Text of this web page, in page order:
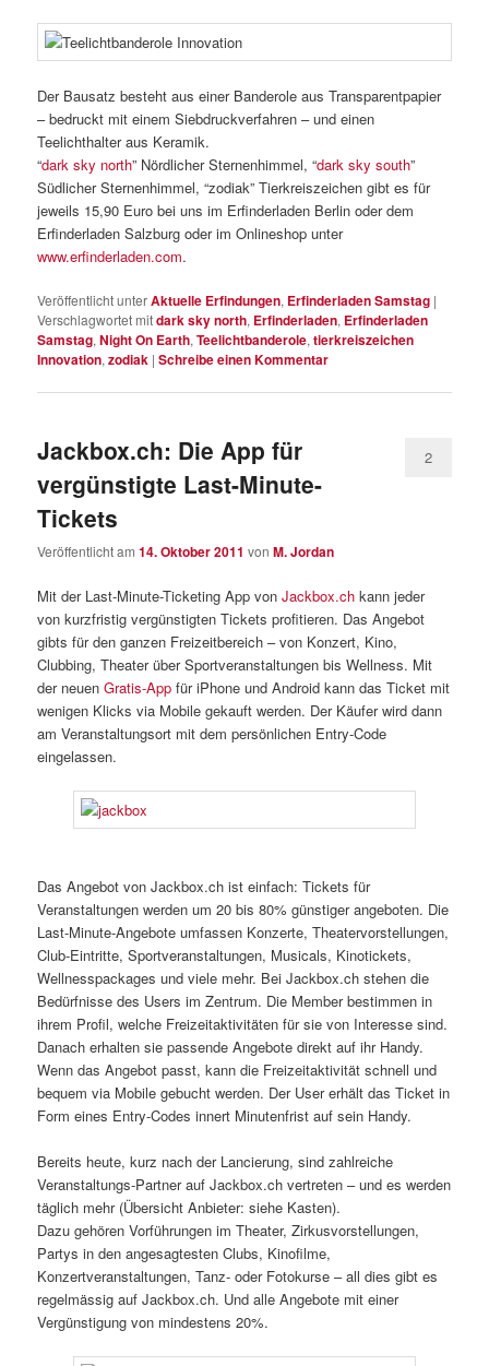
Der Bausatz besteht aus einer Banderole aus Transparentpapier
– bedruckt mit einem Siebdruckverfahren – und einen
Teelichthalter aus Keramik.
“dark sky north” Nördlicher Sternenhimmel, “dark sky south”
Südlicher Sternenhimmel, “zodiak” Tierkreiszeichen gibt es für
jeweils 15,90 Euro bei uns im Erfinderladen Berlin oder dem
Erfinderladen Salzburg oder im Onlineshop unter
www.erfinderladen.com.
Veröffentlicht unterAktuelle Erfindungen, Erfinderladen Samstag |
Verschlagwortet mitdark sky north, Erfinderladen, Erfinderladen
Samstag,Night On Earth,Teelicht­banderole,tierkreiszeichen
Innovation,zodiak |Schreibe einen Kommentar
Jackbox.ch: Die App für
vergünstigte Last-Minute-
Tickets
Veröffentlicht am14. Oktober 2011 vonM. Jordan
2
Mit der Last-Minute-Ticketing App vonJackbox.ch kann jeder
von kurzfristig vergünstigten Tickets profitieren. Das Angebot
gibts für den ganzen Freizeitbereich – von Konzert, Kino,
Clubbing, Theater über Sportveranstaltungen bis Wellness. Mit
der neuenGratis-App für iPhone und Android kann das Ticket mit
wenigen Klicks via Mobile gekauft werden. Der Käufer wird dann
am Veranstaltungsort mit dem persönlichen Entry-Code
eingelassen.
Das Angebot von Jackbox.ch ist einfach: Tickets für
Veranstaltungen werden um 20 bis 80% günstiger angeboten. Die
Last-Minute-Angebote umfassen Konzerte, Theatervorstellungen,
Club-Eintritte, Sportveranstaltungen, Musicals, Kinotickets,
Wellnesspackages und viele mehr. Bei Jackbox.ch stehen die
Bedürfnisse des Users im Zentrum. Die Member bestimmen in
ihrem Profil, welche Freizeitaktivitäten für sie von Interesse sind.
Danach erhalten sie passende Angebote direkt auf ihr Handy.
Wenn das Angebot passt, kann die Freizeitaktivität schnell und
bequem via Mobile gebucht werden. Der User erhält das Ticket in
Form eines Entry-Codes innert Minutenfrist auf sein Handy.
Bereits heute, kurz nach der Lancierung, sind zahlreiche
Veranstaltungs-Partner auf Jackbox.ch vertreten – und es werden
täglich mehr (Übersicht Anbieter: siehe Kasten).
Dazu gehören Vorführungen im Theater, Zirkusvorstellungen,
Partys in den angesagtesten Clubs, Kinofilme,
Konzertveranstaltungen, Tanz- oder Fotokurse – all dies gibt es
regelmässig auf Jackbox.ch. Und alle Angebote mit einer
Vergünstigung von mindestens 20%.